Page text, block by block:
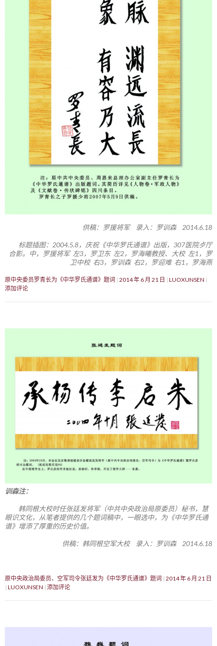
供稿：罗援将军 录入：罗训森 2014.6.18
标题插图：2004.5.8，庆祝《中华罗氏通谱》出版，307医院歺厅
合影。中，罗援将军 左3，罗卫东 左2，罗海曦教授、大校 左1，罗
卫中校 右3，罗训森 右2，罗迎难 右1，罗海燕
原中央委员罗青长为《中华罗氏通谱》题词 2014 年 6 月 21 日
LUOXUNSEN
添加评论
训森注：
韩同根大校时任张廷发将军（中共中央政治局原委员）秘书，慧
眼识文化，从笔者提供的几个题词稿中，一眼选中，为《中华罗氏通
谱》增添了厚重的历史价值。
供稿：韩同根空军大校 录入：罗训森 2014.6.18
原中央政治局委员、空军司令张廷发为《中华罗氏通谱》题词 2014 年 6 月 21 日
LUOXUNSEN 添加评论